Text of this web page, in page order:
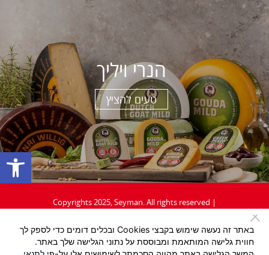
פתח סרגל נגישות
הנרי ויליך
טעים להציץ
Copyrights 2025, Seyman. All rights reserved |
מדיניות פרטיות
Design: / Tzeela Levin Peled |
באתר זה נעשה שימוש בקבצי Cookies ובכלים דומים כדי לספק לך
חווית גלישה המותאמת ומבוססת על נתוני הגלישה שלך באתר.